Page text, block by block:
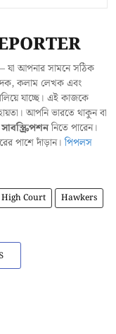
— যা আপনার সামনে সঠিক
কলাম লেখক এবং
যাচ্ছে। এই কাজকে
আপনি ভারতে থাকুন বা
নিতে পারেন।
পাশে দাঁড়ান।পিপলস
Court
Hawkers